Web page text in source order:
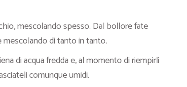
mescolando spesso. Dal bollore fate
di tanto in tanto.
di acqua fredda e, al momento di riempirli
comunque umidi.